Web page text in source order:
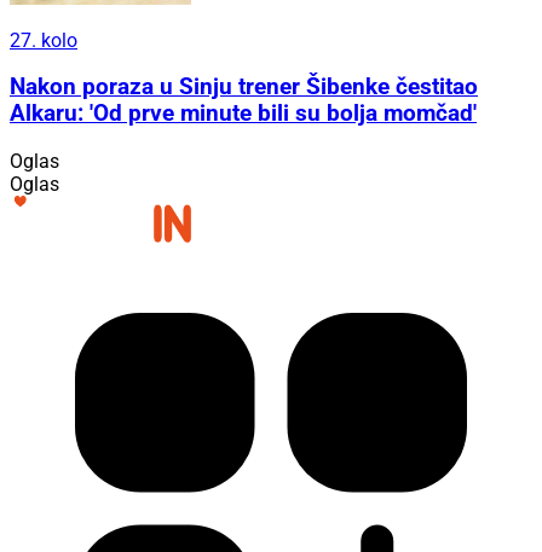
27. kolo
Nakon poraza u Sinju trener Šibenke čestitao
Alkaru: 'Od prve minute bili su bolja momčad'
Oglas
Oglas